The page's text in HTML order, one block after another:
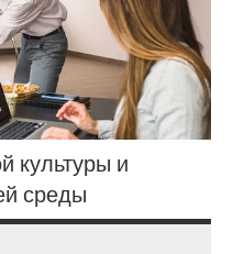
культуры и
среды